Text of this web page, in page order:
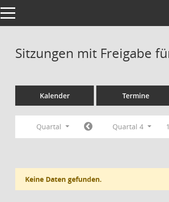
Toggle navigation
Sitzungen mit Freigabe
Kalender Termine
Quartal Quartal 4
Keine Daten gefunden.